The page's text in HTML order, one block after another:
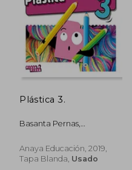
5%
dcto.
15,95 €
15,14 €
Plástica 3.
Basanta Pernas,
Rafael Mario;Pancorbo
Battaglio, Paula;Velázquez
Redondo, Beatriz
Anaya Educación, 2019,
Tapa Blanda, Usado